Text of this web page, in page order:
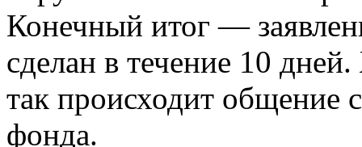
Конечный итог —
сделан в течение 10
так происходит общение
фонда.